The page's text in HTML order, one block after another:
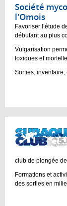
Société
l'Omois
Favoriser l’étude
débutant au plus
Vulgarisation
toxiques et
Sorties, inventaire,
club de plongée
Formations et
des sorties en